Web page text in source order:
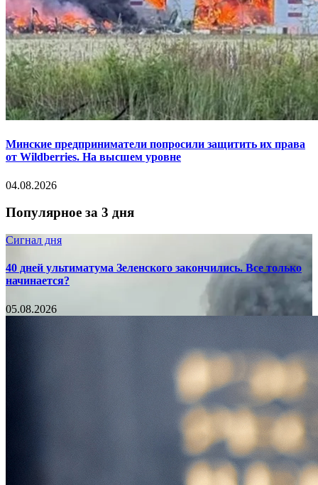
Минские предприниматели попросили защитить их права
от Wildberries. На высшем уровне
04.08.2026
Популярное за 3 дня
Сигнал дня
40 дней ультиматума Зеленского закончились. Все только
начинается?
05.08.2026